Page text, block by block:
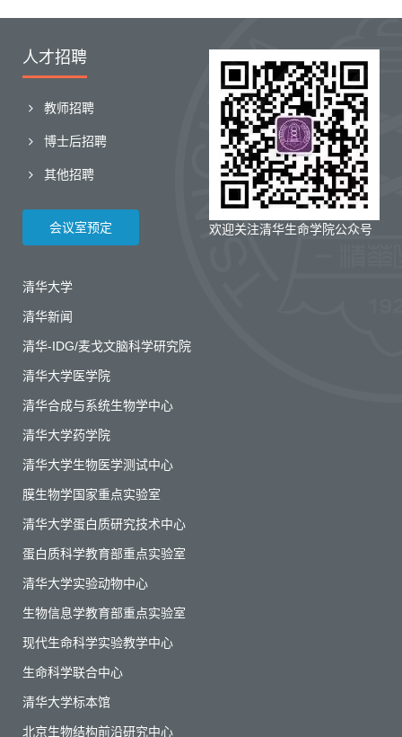
欢迎关注清华生命学院公众号
人才招聘
教师招聘
博士后招聘
其他招聘
会议室预定
清华大学
清华新闻
清华-IDG/麦戈文脑科学研究院
清华大学医学院
清华合成与系统生物学中心
清华大学药学院
清华大学生物医学测试中心
膜生物学国家重点实验室
清华大学蛋白质研究技术中心
蛋白质科学教育部重点实验室
清华大学实验动物中心
生物信息学教育部重点实验室
现代生命科学实验教学中心
生命科学联合中心
清华大学标本馆
北京生物结构前沿研究中心